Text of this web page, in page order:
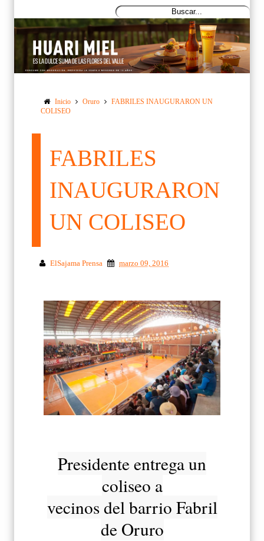
Inicio Oruro
FABRILES INAUGURARON UN
COLISEO
FABRILES
INAUGURARON
UN COLISEO
ElSajama Prensa marzo 09, 2016
Presidente entrega un
coliseo a
vecinos del barrio Fabril
de Oruro